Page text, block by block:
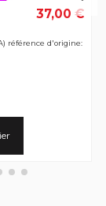
37,00 €
référence d'origine: